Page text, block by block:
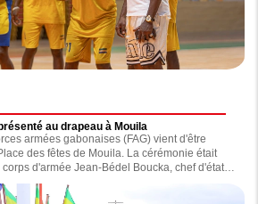
au drapeau à Mouila
armées gabonaises (FAG) vient d'être
des fêtes de Mouila. La cérémonie était
d'armée Jean-Bédel Boucka, chef d'état-
gabonaises.